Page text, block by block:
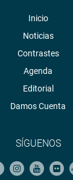
Inicio
Noticias
Contrastes
Agenda
Editorial
Damos Cuenta
SÍGUENOS